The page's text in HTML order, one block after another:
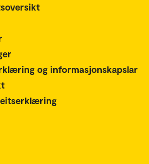
og informasjonskapslar